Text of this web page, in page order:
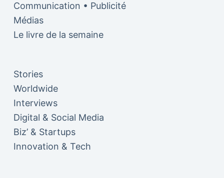
Communication • Publicité
Médias
Le livre de la semaine
Stories
Worldwide
Interviews
Digital & Social Media
Biz’ & Startups
Innovation & Tech